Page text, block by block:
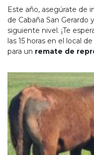
Este año, asegúrate de
de Cabaña San Gerardo
siguiente nivel. ¡Te
las 15 horas en el local de
para un remate de